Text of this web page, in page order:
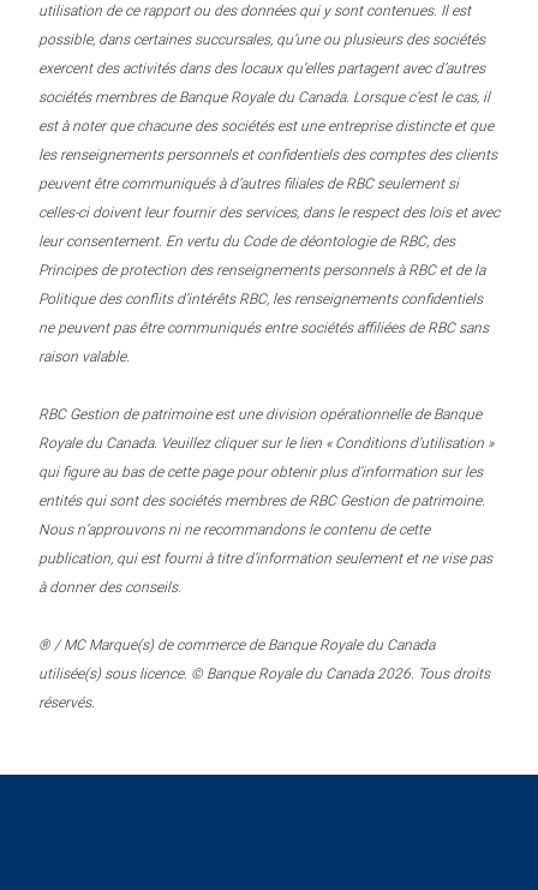
utilisation de ce rapport ou des données qui y sont contenues. Il est
possible, dans certaines succursales, qu’une ou plusieurs des sociétés
exercent des activités dans des locaux qu’elles partagent avec d’autres
sociétés membres de Banque Royale du Canada. Lorsque c’est le cas, il
est à noter que chacune des sociétés est une entreprise distincte et que
les renseignements personnels et confidentiels des comptes des clients
peuvent être communiqués à d’autres filiales de RBC seulement si
celles-ci doivent leur fournir des services, dans le respect des lois et avec
leur consentement. En vertu du Code de déontologie de RBC, des
Principes de protection des renseignements personnels à RBC et de la
Politique des conflits d’intérêts RBC, les renseignements confidentiels
ne peuvent pas être communiqués entre sociétés affiliées de RBC sans
raison valable.
RBC Gestion de patrimoine est une division opérationnelle de Banque
Royale du Canada. Veuillez cliquer sur le lien « Conditions d’utilisation »
qui figure au bas de cette page pour obtenir plus d’information sur les
entités qui sont des sociétés membres de RBC Gestion de patrimoine.
Nous n’approuvons ni ne recommandons le contenu de cette
publication, qui est fourni à titre d’information seulement et ne vise pas
à donner des conseils.
® / MC Marque(s) de commerce de Banque Royale du Canada
utilisée(s) sous licence. © Banque Royale du Canada 2026. Tous droits
réservés.